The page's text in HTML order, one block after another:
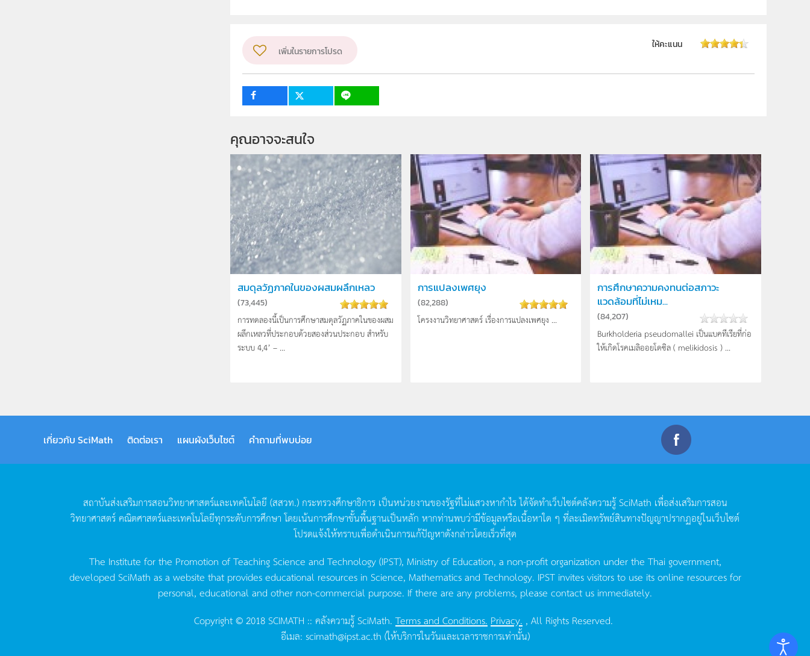
เพิ่มในรายการโปรด
ให้คะแนน
คุณอาจจะสนใจ
สมดุลวัฏภาคในของผสมผลึกเหลว
(73,445)
การทดลองนี้เป็นการศึกษาสมดุลวัฏภาคในของผสม
ผลึกเหลวที่ประกอบด้วยสองส่วนประกอบ สำหรับ
ระบบ 4,4’ – ...
การแปลงเพศยุง
(82,288)
โครงงานวิทยาศาสตร์ เรื่องการแปลงเพศยุง ...
การศึกษาความคงทนต่อสภาวะ
แวดล้อมที่ไม่เหม...
(84,207)
Burkholderia pseudomallei เป็นแบคทีเรียที่ก่อ
ให้เกิดโรคเมลิออยโดซิล ( melikidosis ) ...
เกี่ยวกับ SciMath ติดต่อเรา แผนผังเว็บไซต์ คำถามที่พบบ่อย
สถาบันส่งเสริมการสอนวิทยาศาสตร์และเทคโนโลยี (สสวท.) กระทรวงศึกษาธิการ เป็นหน่วยงานของรัฐที่ไม่แสวงหากำไรได้จัดทำเว็บไซต์คลังความรู้SciMath เพื่อส่งเสริมการสอน
วิทยาศาสตร์คณิตศาสตร์และเทคโนโลยีทุกระดับการศึกษา โดยเน้นการศึกษาขั้นพื้นฐานเป็นหลัก หากท่านพบว่ามีข้อมูลหรือเนื้อหาใด ๆ ที่ละเมิดทรัพย์สินทางปัญญาปรากฏอยู่ในเว็บไซต์
โปรดแจ้งให้ทราบเพื่อดำเนินการแก้ปัญหาดังกล่าวโดยเร็วที่สุด
The Institute for the Promotion of Teaching Science and Technology (IPST), Ministry of Education, a non-profit organization under the Thai government,
developed SciMath as a website that provides educational resources in Science, Mathematics and Technology. IPST invites visitors to use its online resources for
personal, educational and other non-commercial purpose. If there are any problems, please contact us immediately.
Copyright © 2018 SCIMATH :: คลังความรู้ SciMath.Terms and Conditions. Privacy. , All Rights Reserved.
อีเมล: scimath@ipst.ac.th (ให้บริการในวันและเวลาราชการเท่านั้น)